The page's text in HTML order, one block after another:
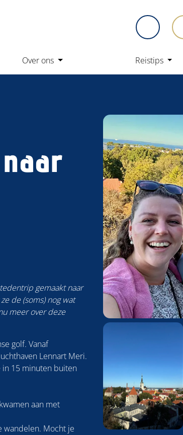
Over ons Reistips
gemaakt naar
de (soms) nog wat
meer over deze
golf. Vanaf
Lennart Meri.
in 15 minuten buiten
aan met
wandelen. Mocht je
Foto